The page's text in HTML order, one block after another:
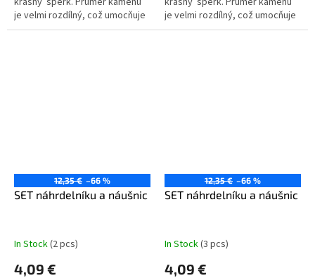
je velmi rozdílný, což umocňuje
atraktivitu šperku. Ilustrativní...
je velmi rozdílný, což umocňuje
atraktivitu šperku. Ilustrativní...
12,35 € –66 %
SET náhrdelníku a náušnic
In Stock(2 pcs)
4,09 €
12,35 € –66 %
SET náhrdelníku a náušnic
In Stock(3 pcs)
4,09 €